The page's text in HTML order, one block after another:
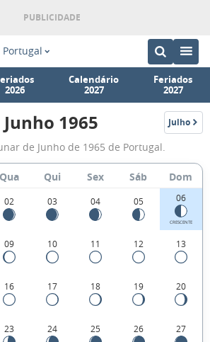
Portugal
2026
Calendário
2027
Feriados
2027
Fases
da
Lua
de
Junho
1965
Junho 1965 Julho
1965
de Junho de 1965 de Portugal.
Qua Qui Sex Sáb Dom
02 03 04 05 06
CRESCENTE
09 10 11 12 13
16 17 18 19 20
23 24 25 26 27